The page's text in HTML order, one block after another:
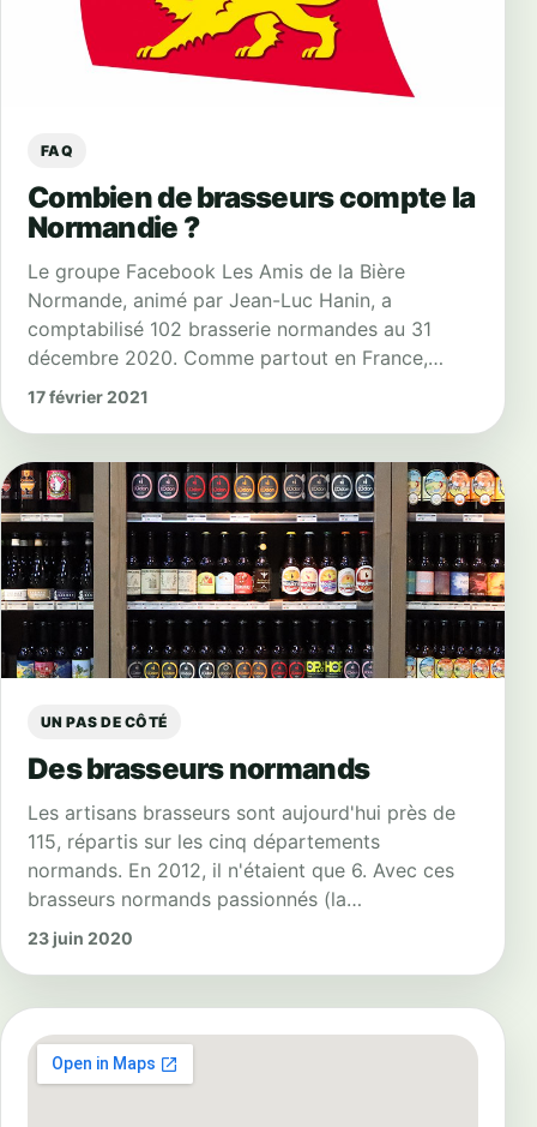
FAQ
Combien de brasseurs compte la
Normandie ?
Le groupe Facebook Les Amis de la Bière
Normande, animé par Jean-Luc Hanin, a
comptabilisé 102 brasserie normandes au 31
décembre 2020. Comme partout en France,…
17 février 2021
UN PAS DE CÔTÉ
Des brasseurs normands
Les artisans brasseurs sont aujourd'hui près de
115, répartis sur les cinq départements
normands. En 2012, il n'étaient que 6. Avec ces
brasseurs normands passionnés (la…
23 juin 2020